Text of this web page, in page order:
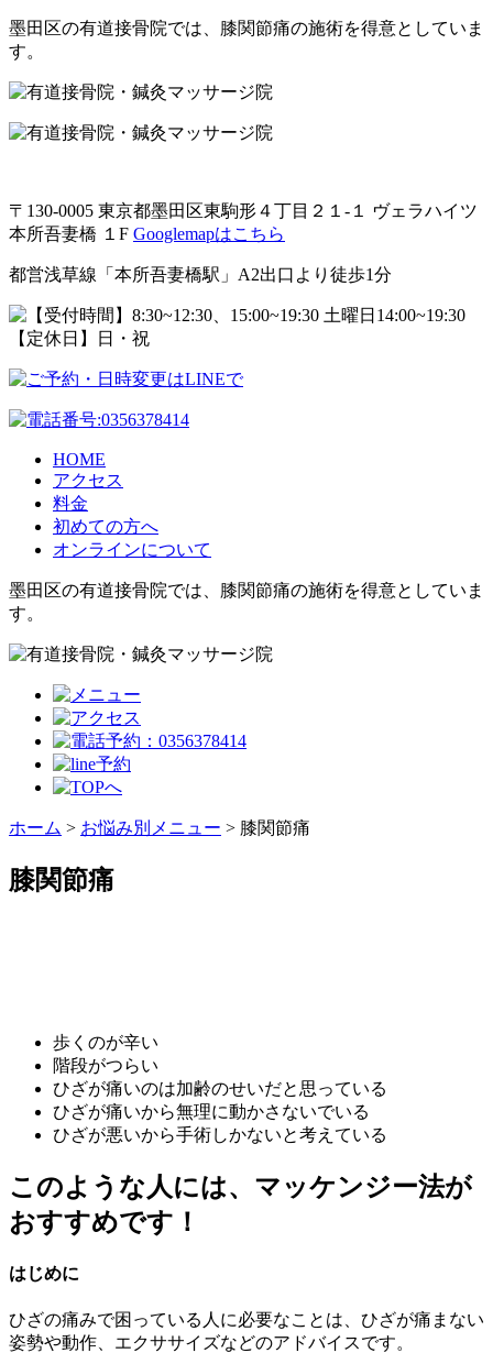
墨田区の有道接骨院では、膝関節痛の施術を得意としていま
す。
〒130-0005 東京都墨田区東駒形４丁目２１-１ ヴェラハイツ
本所吾妻橋 １F Googlemapはこちら
都営浅草線「本所吾妻橋駅」A2出口より徒歩1分
HOME
アクセス
料金
初めての方へ
オンラインについて
墨田区の有道接骨院では、膝関節痛の施術を得意としていま
す。
ホーム > お悩み別メニュー > 膝関節痛
膝関節痛
歩くのが辛い
階段がつらい
ひざが痛いのは加齢のせいだと思っている
ひざが痛いから無理に動かさないでいる
ひざが悪いから手術しかないと考えている
このような人には、マッケンジー法が
おすすめです！
はじめに
ひざの痛みで困っている人に必要なことは、ひざが痛まない
姿勢や動作、エクササイズなどのアドバイスです。